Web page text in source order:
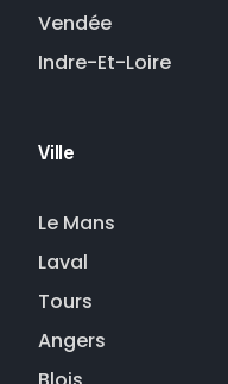
Vendée
Indre-Et-Loire
Ville
Le Mans
Laval
Tours
Angers